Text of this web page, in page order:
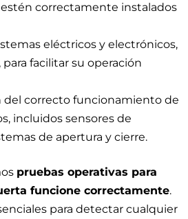
correctamente instalados
eléctricos y electrónicos,
para facilitar su operación
del correcto funcionamiento de
incluidos sensores de
de apertura y cierre.
pruebas operativas para
funcione correctamente.
para detectar cualquier